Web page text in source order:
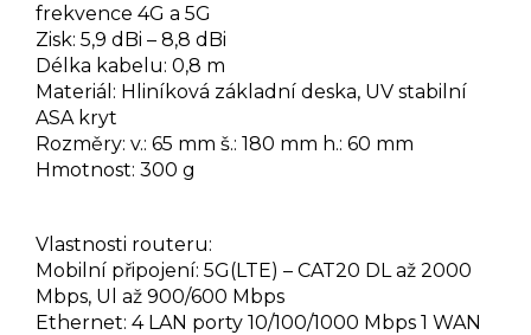
frekvence 4G a 5G
Zisk: 5,9 dBi – 8,8 dBi
Délka kabelu: 0,8 m
Materiál: Hliníková základní deska, UV stabilní
ASA kryt
Rozměry: v.: 65 mm š.: 180 mm h.: 60 mm
Hmotnost: 300 g
Vlastnosti routeru:
Mobilní připojení: 5G(LTE) – CAT20 DL až 2000
Mbps, Ul až 900/600 Mbps
Ethernet: 4 LAN porty 10/100/1000 Mbps 1 WAN